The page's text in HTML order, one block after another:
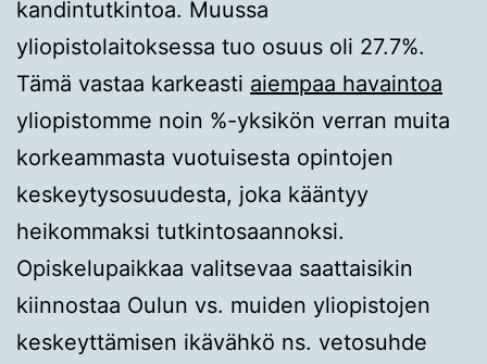
kandintutkintoa. Muussa
yliopistolaitoksessa tuo osuus oli 27.7%.
Tämä vastaa karkeasti aiempaa havaintoa
yliopistomme noin %-yksikön verran muita
korkeammasta vuotuisesta opintojen
keskeytysosuudesta, joka kääntyy
heikommaksi tutkintosaannoksi.
Opiskelupaikkaa valitsevaa saattaisikin
kiinnostaa Oulun vs. muiden yliopistojen
keskeyttämisen ikävähkö ns. vetosuhde